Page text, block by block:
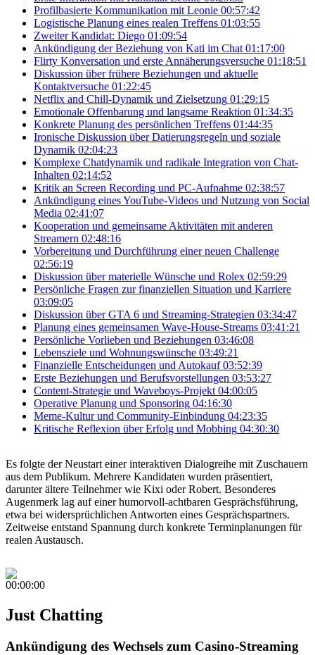
Profilbasierte Kommunikation mit Leonie 00:57:42
Logistische Planung eines realen Treffens 01:03:55
Zweiter Kandidat: Diego 01:09:54
Ankündigung der Beziehung von Kati im Chat 01:17:00
Flirty Konversation und erste Annäherungsversuche 01:18:51
Diskussion über frühere Beziehungen und aktuelle
Kontaktversuche 01:22:45
Netflix and Chill-Dynamik und Zielsetzung 01:29:15
Emotionale Offenbarung und langsame Reaktion 01:34:35
Konkrete Planung des persönlichen Treffens 01:44:35
Ironische Diskussion über Datierungsregeln und soziale
Dynamik 02:04:23
Komplexe Chatdynamik und radikale Integration von Chat-
Inhalten 02:14:52
Kritik an Screen Recording und PC-Aufnahme 02:38:57
Ankündigung eines YouTube-Videos und Nutzung von Social
Media 02:41:07
Kooperation und gemeinsame Aktivitäten mit anderen
Streamern 02:48:16
Vorbereitung und Durchführung einer neuen Challenge
02:56:19
Diskussion über materielle Wünsche und Rolex 02:59:29
Persönliche Fragen zur finanziellen Situation und Karriere
03:09:05
Diskussion über GTA 6 und Streaming-Strategien 03:34:47
Planung eines gemeinsamen Wave-House-Streams 03:41:21
Persönliche Vorlieben und Beziehungen 03:46:08
Lebensziele und Wohnungswünsche 03:49:21
Finanzielle Entscheidungen und Autokauf 03:52:39
Erste Beziehungen und Berufsvorstellungen 03:53:27
Content-Strategie und Waveboys-Projekt 04:00:05
Operative Planung und Sponsoring 04:16:30
Meme-Kultur und Community-Einbindung 04:23:35
Kritische Reflexion über Erfolg und Mobbing 04:30:30
Es folgte der Neustart einer interaktiven Dialogreihe mit Zuschauern
aus dem Publikum. Mehrere Kandidaten wurden präsentiert,
darunter ältere Teilnehmer wie Kixi oder Robert. Besonderes
Augenmerk lag auf einer humorvoll-achtbaren Gesprächsführung,
etwa bei widersprüchlichen Antworten eines Gesprächspartners.
Zeitweise entstand Spannung durch konkrete Terminplanungen für
realen Austausch.
00:00:00
Just Chatting
Ankündigung des Wechsels zum Casino-Streaming